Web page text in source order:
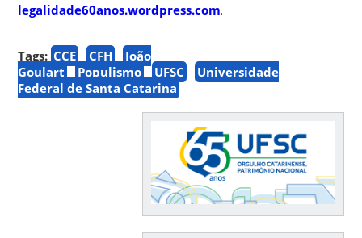
legalidade60anos.wordpress.com.
Tags: CCE CFH
João
Goulart
Populismo UFSC
Universidade
Federal de Santa Catarina